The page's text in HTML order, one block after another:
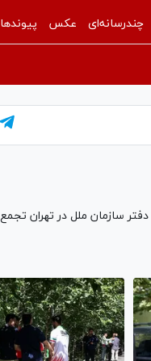
چندرسانه‌ای عکس پیوندها